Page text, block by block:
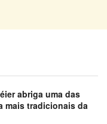
abriga uma das
mais tradicionais da